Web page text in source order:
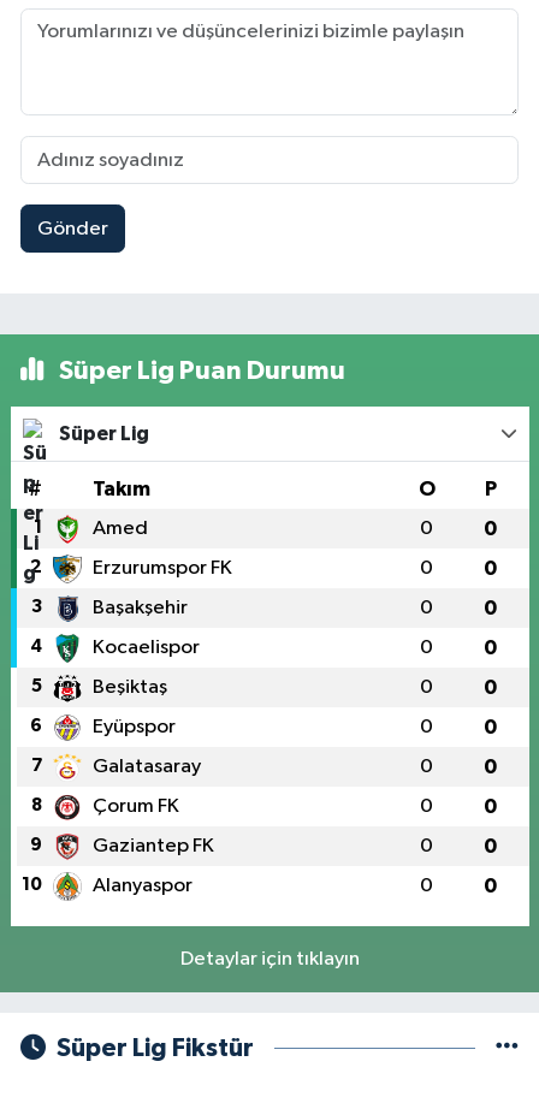
Gönder
Süper Lig Puan Durumu
Süper Lig
# Takım O P
1 Amed 0 0
2 Erzurumspor FK 0 0
3 Başakşehir 0 0
4 Kocaelispor 0 0
5 Beşiktaş 0 0
6 Eyüpspor 0 0
7 Galatasaray 0 0
8 Çorum FK 0 0
9 Gaziantep FK 0 0
10 Alanyaspor 0 0
Detaylar için tıklayın
Süper Lig Fikstür